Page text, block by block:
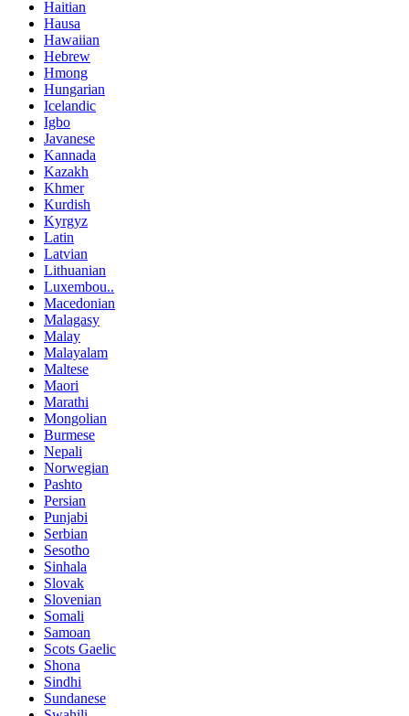
Haitian
Hausa
Hawaiian
Hebrew
Hmong
Hungarian
Icelandic
Igbo
Javanese
Kannada
Kazakh
Khmer
Kurdish
Kyrgyz
Latin
Latvian
Lithuanian
Luxembou..
Macedonian
Malagasy
Malay
Malayalam
Maltese
Maori
Marathi
Mongolian
Burmese
Nepali
Norwegian
Pashto
Persian
Punjabi
Serbian
Sesotho
Sinhala
Slovak
Slovenian
Somali
Samoan
Scots Gaelic
Shona
Sindhi
Sundanese